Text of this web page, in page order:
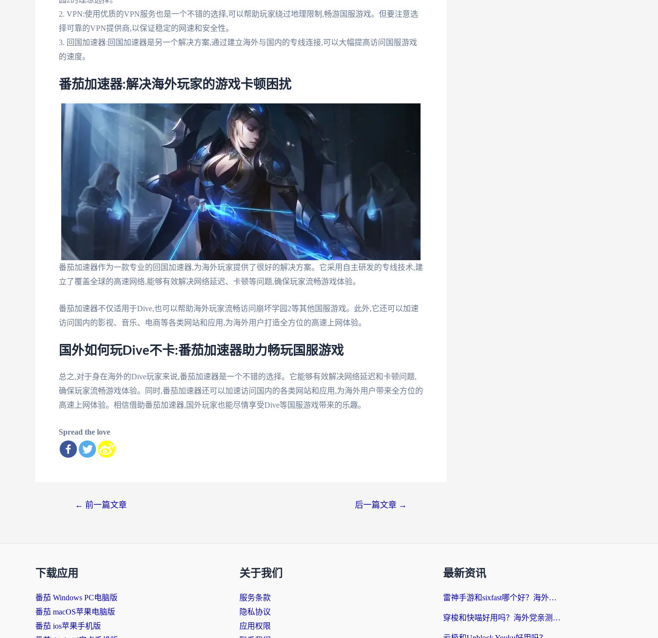
2. VPN:使用优质的VPN服务也是一个不错的选择,可以帮助玩家绕过地理限制,畅游国服游戏。但要注意选
择可靠的VPN提供商,以保证稳定的网速和安全性。
3. 回国加速器:回国加速器是另一个解决方案,通过建立海外与国内的专线连接,可以大幅提高访问国服游戏
的速度。
番茄加速器:解决海外玩家的游戏卡顿困扰
番茄加速器作为一款专业的回国加速器,为海外玩家提供了很好的解决方案。它采用自主研发的专线技术,建
立了覆盖全球的高速网络,能够有效解决网络延迟、卡顿等问题,确保玩家流畅游戏体验。
番茄加速器不仅适用于Dive,也可以帮助海外玩家流畅访问崩坏学园2等其他国服游戏。此外,它还可以加速
访问国内的影视、音乐、电商等各类网站和应用,为海外用户打造全方位的高速上网体验。
国外如何玩Dive不卡:番茄加速器助力畅玩国服游戏
总之,对于身在海外的Dive玩家来说,番茄加速器是一个不错的选择。它能够有效解决网络延迟和卡顿问题,
确保玩家流畅游戏体验。同时,番茄加速器还可以加速访问国内的各类网站和应用,为海外用户带来全方位的
高速上网体验。相信借助番茄加速器,国外玩家也能尽情享受Dive等国服游戏带来的乐趣。
Spread the love
← 前一篇文章 后一篇文章 →
下载应用
番茄 Windows PC电脑版
番茄 macOS苹果电脑版
番茄 ios苹果手机版
关于我们
服务条款
隐私协议
应用权限
最新资讯
雷神手游和sixfast哪个好？海外党亲测3款回国加速器，教你选对不踩坑
穿梭和快喵好用吗？海外党亲测：小众加速器对比+番茄加速器深度体验